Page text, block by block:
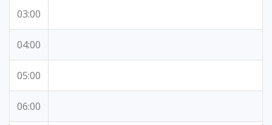
03:00
04:00
05:00
06:00